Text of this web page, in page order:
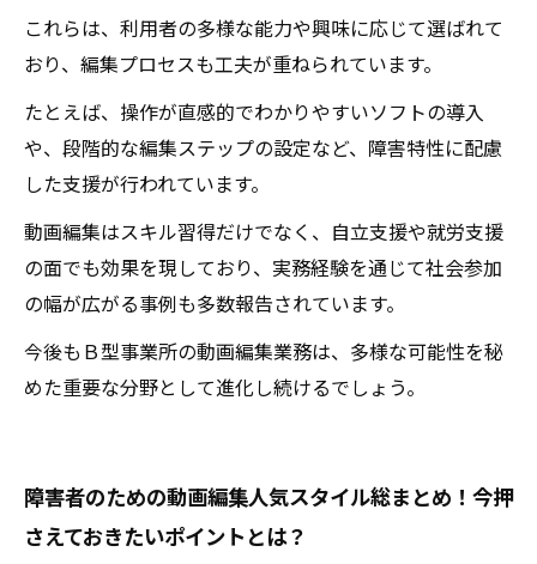
これらは、利用者の多様な能力や興味に応じて選ばれて
おり、編集プロセスも工夫が重ねられています。
たとえば、操作が直感的でわかりやすいソフトの導入
や、段階的な編集ステップの設定など、障害特性に配慮
した支援が行われています。
動画編集はスキル習得だけでなく、自立支援や就労支援
の面でも効果を現しており、実務経験を通じて社会参加
の幅が広がる事例も多数報告されています。
今後もＢ型事業所の動画編集業務は、多様な可能性を秘
めた重要な分野として進化し続けるでしょう。
障害者のための動画編集人気スタイル総まとめ！今押
さえておきたいポイントとは？